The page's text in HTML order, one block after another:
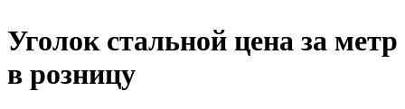
Уголок стальной цена за метр
в розницу